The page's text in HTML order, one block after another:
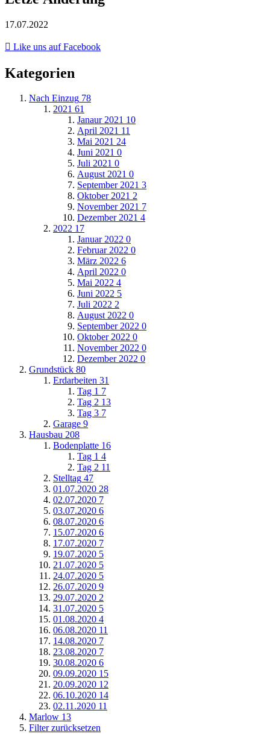
17.07.2022
Like uns auf Facebook
Kategorien
Nach Einzug 78
2021 61
Janaur 2021 10
April 2021 11
Mai 2021 24
Juni 2021 0
Juli 2021 0
August 2021 0
September 2021 3
Oktober 2021 2
November 2021 7
Dezember 2021 4
2022 17
Januar 2022 0
Februar 2022 0
März 2022 6
April 2022 0
Mai 2022 4
Juni 2022 5
Juli 2022 2
August 2022 0
September 2022 0
Oktober 2022 0
November 2022 0
Dezember 2022 0
Grundstück 80
Erdarbeiten 31
Tag 1 7
Tag 2 13
Tag 3 7
Garage 9
Hausbau 208
Bodenplatte 16
Tag 1 4
Tag 2 11
Stelltag 47
01.07.2020 28
02.07.2020 7
03.07.2020 6
08.07.2020 6
15.07.2020 6
17.07.2020 7
19.07.2020 5
21.07.2020 5
24.07.2020 5
26.07.2020 9
29.07.2020 2
31.07.2020 5
01.08.2020 4
06.08.2020 11
14.08.2020 7
23.08.2020 7
30.08.2020 6
09.09.2020 15
20.09.2020 12
06.10.2020 14
02.11.2020 11
Marlow 13
Filter zurücksetzen